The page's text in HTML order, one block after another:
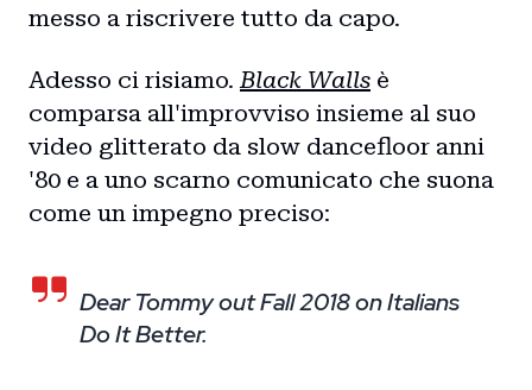
messo a riscrivere tutto da capo.
Adesso ci risiamo.Black Walls è
comparsa all'improvviso insieme al suo
video glitterato da slow dancefloor anni
'80 e a uno scarno comunicato che suona
come un impegno preciso:
Dear Tommy out Fall 2018 on Italians
Do It Better.